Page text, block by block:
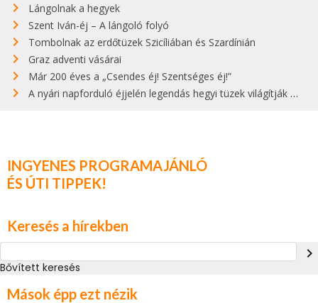
Lángolnak a hegyek
Szent Iván-éj – A lángoló folyó
Tombolnak az erdőtüzek Szicíliában és Szardínián
Graz adventi vásárai
Már 200 éves a „Csendes éj! Szentséges éj!”
A nyári napforduló éjjelén legendás hegyi tüzek világítják meg Zugspitzét
INGYENES PROGRAMAJÁNLÓ
ÉS ÚTI TIPPEK!
Keresés a hírekben
navigate_next
Bővített keresés
Mások épp ezt nézik